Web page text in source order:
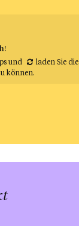
und
laden Sie die
können.